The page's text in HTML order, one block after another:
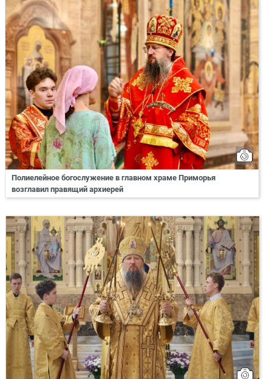
Полиелейное богослужение в главном храме Приморья
возглавил правящий архиерей